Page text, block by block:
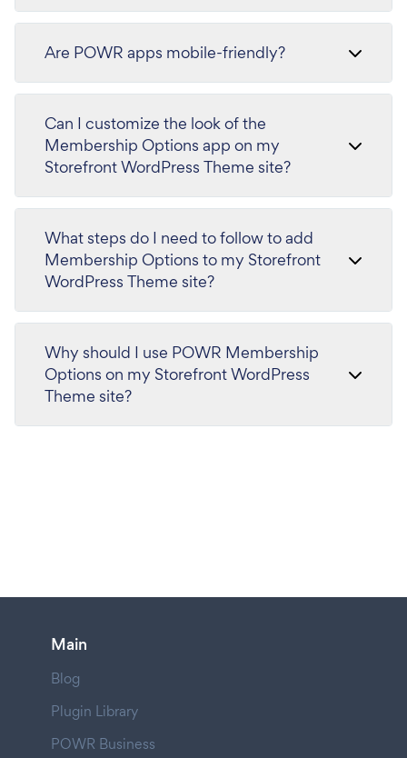
Are POWR apps mobile-friendly?
Can I customize the look of the
Membership Options app on my
Storefront WordPress Theme site?
What steps do I need to follow to add
Membership Options to my Storefront
WordPress Theme site?
Why should I use POWR Membership
Options on my Storefront WordPress
Theme site?
Main
Blog
Plugin Library
POWR Business